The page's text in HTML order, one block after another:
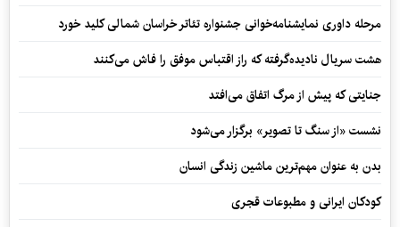
مرحله داوری نمایشنامه‌خوانی جشنواره تئاتر خراسان شمالی کلید خورد
هشت سریال نادیده‌گرفته که راز اقتباس موفق را فاش می‌کنند
جنایتی که پیش از مرگ اتفاق می‌افتد
نشست «از سنگ تا تصویر» برگزار می‌شود
بدن به عنوان مهم‌ترین ماشین زندگی انسان
کودکان ایرانی و مطبوعات قجری